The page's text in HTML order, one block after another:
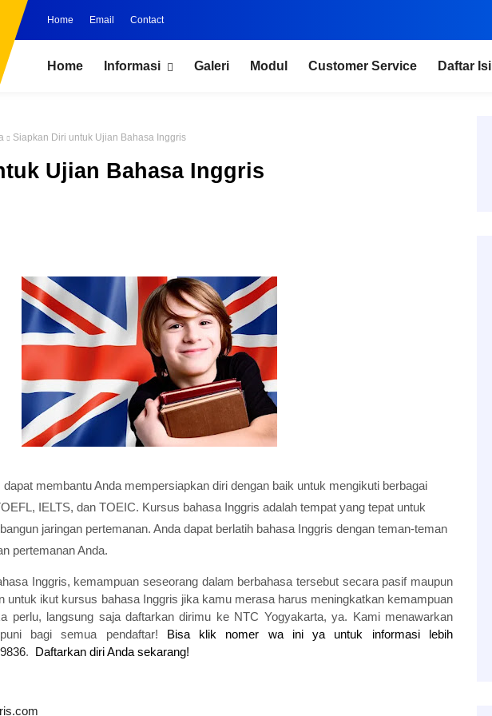
Home Email Contact
Home Informasi Galeri Modul Customer Service Daftar Isi
Siapkan Diri untuk Ujian Bahasa Inggris
Ujian Bahasa Inggris
membantu Anda mempersiapkan diri dengan baik untuk mengikuti berbagai
IELTS, dan TOEIC. Kursus bahasa Inggris adalah tempat yang tepat untuk
jaringan pertemanan. Anda dapat berlatih bahasa Inggris dengan teman-teman
pertemanan Anda.
Inggris, kemampuan seseorang dalam berbahasa tersebut secara pasif maupun
untuk ikut kursus bahasa Inggris jika kamu merasa harus meningkatkan kemampuan
perlu, langsung saja daftarkan dirimu ke NTC Yogyakarta, ya. Kami menawarkan
bagi semua pendaftar! Bisa klik nomer wa ini ya untuk informasi lebih
. Daftarkan diri Anda sekarang!